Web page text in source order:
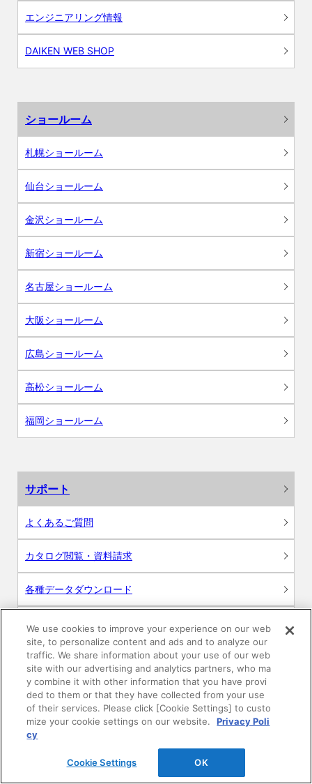
エンジニアリング情報
DAIKEN WEB SHOP
ショールーム
札幌ショールーム
仙台ショールーム
金沢ショールーム
新宿ショールーム
名古屋ショールーム
大阪ショールーム
広島ショールーム
高松ショールーム
福岡ショールーム
サポート
よくあるご質問
カタログ閲覧・資料請求
各種データダウンロード
WEB見積・各種シミュレーション
交換用部品の購入
修理・点検
お問い合わせ
We use cookies to improve your experience on our web
site, to personalize content and ads and to analyze our
traffic. We share information about your use of our web
site with our advertising and analytics partners, who ma
y combine it with other information that you have provi
ded to them or that they have collected from your use
of their services. Please click [Cookie Settings] to custo
mize your cookie settings on our website.
Privacy Poli
cy
Cookie Settings OK